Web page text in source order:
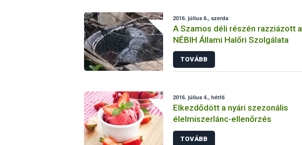
2016. július 6., szerda
A Szamos déli részén razziázott a
NÉBIH Állami Halőri Szolgálata
TOVÁBB
2016. július 4., hétfő
Elkezdődött a nyári szezonális
élelmiszerlánc-ellenőrzés
TOVÁBB